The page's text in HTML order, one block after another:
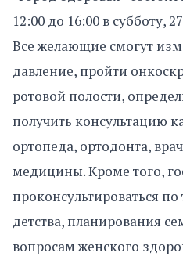
12:00 до 16:00 в субботу,
Все желающие смогут
давление, пройти
ротовой полости,
получить консультацию
ортопеда, ортодонта,
медицины. Кроме того,
проконсультироваться
детства, планирования
вопросам женского